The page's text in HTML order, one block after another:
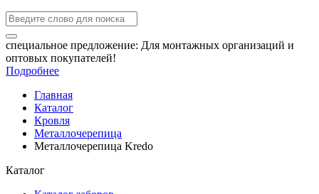
специальное предложение: Для монтажных организаций и
оптовых покупателей!
Подробнее
Главная
Каталог
Кровля
Металлочерепица
Металлочерепица Kredo
Каталог